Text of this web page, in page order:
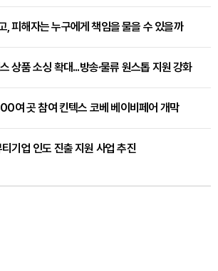
, 피해자는 누구에게 책임을 물을 수 있을까
상품 소싱 확대...방송·물류 원스톱 지원 강화
여 곳 참여 킨텍스 코베 베이비페어 개막
기업 인도 진출 지원 사업 추진